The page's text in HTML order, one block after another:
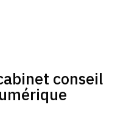
conseil